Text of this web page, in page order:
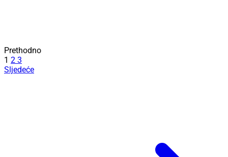
Prethodno
1 2 3
Sljedeće